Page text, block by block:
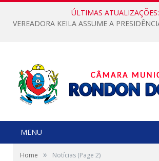
ÚLTIMAS ATUALIZAÇÕES:
MENU
Home » Notícias (Page 2)